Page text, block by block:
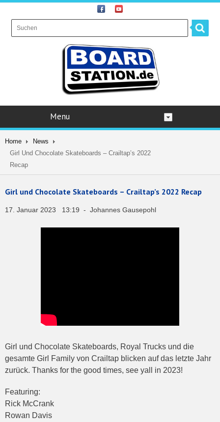
Menu
Home
News
Girl Und Chocolate Skateboards – Crailtap’s 2022
Recap
Girl und Chocolate Skateboards – Crailtap’s 2022 Recap
17. Januar 2023 13:19 - Johannes Gausepohl
Girl und Chocolate Skateboards, Royal Trucks und die
gesamte Girl Family von Crailtap blicken auf das letzte Jahr
zurück. Thanks for the good times, see yall in 2023!
Featuring:
Rick McCrank
Rowan Davis